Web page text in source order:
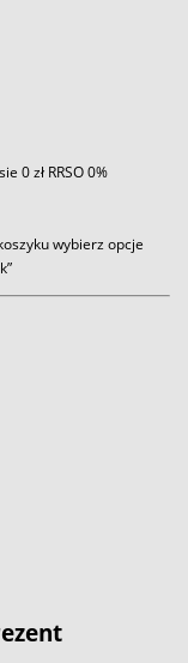
0 zł RRSO 0%
wybierz opcje